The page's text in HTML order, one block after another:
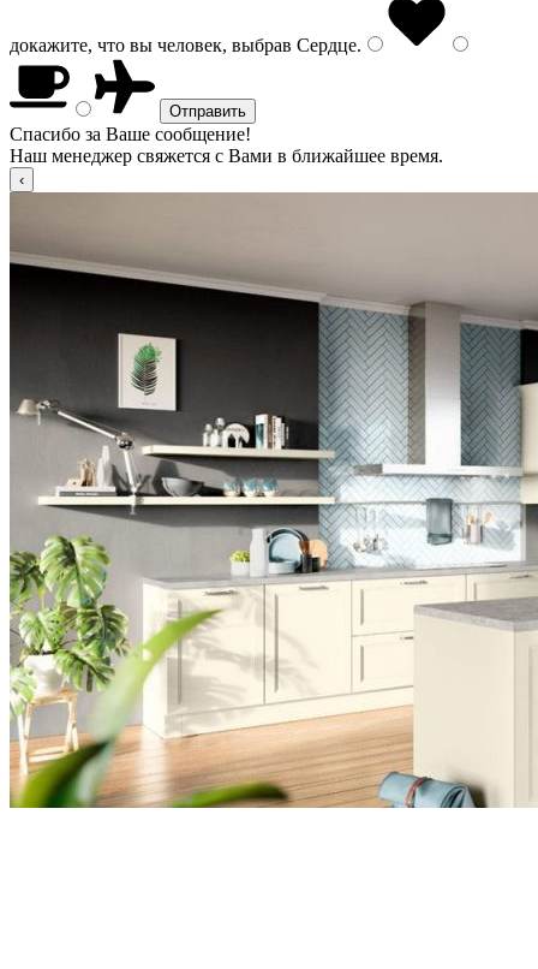
докажите, что вы человек, выбрав Сердце.
Спасибо за Ваше сообщение!
Наш менеджер свяжется с Вами в ближайшее время.